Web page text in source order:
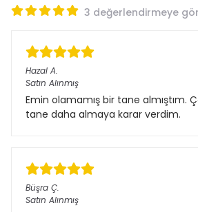
3 değerlendirmeye
Hazal A.
Satın Alınmış
Emin olamamış bir tane almıştım.
tane daha almaya karar verdim.
Büşra Ç.
Satın Alınmış